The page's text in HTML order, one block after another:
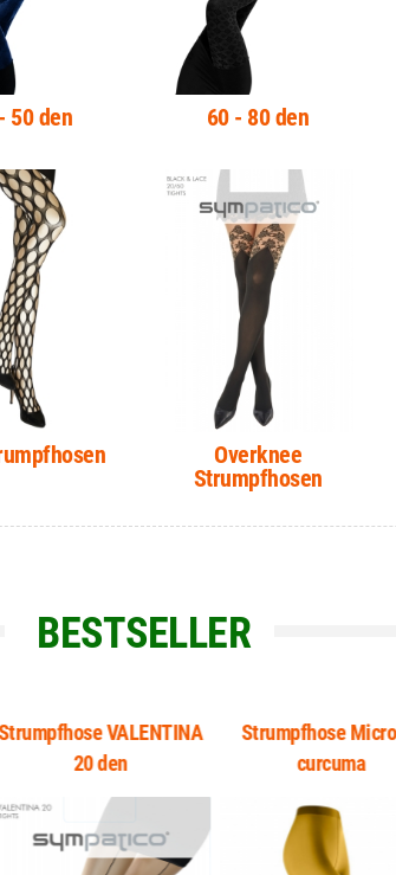
50 den 60 - 80 den
Overknee
Strumpfhosen
BESTSELLER
VALENTINA
Strumpfhose Micro 50
curcuma